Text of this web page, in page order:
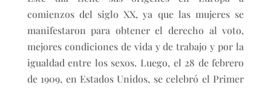
comienzos del siglo XX, ya que las mujeres se
manifestaron para obtener el derecho al voto,
mejores condiciones de vida y de trabajo y por la
igualdad entre los sexos. Luego, el 28 de febrero
de 1909, en Estados Unidos, se celebró el Primer